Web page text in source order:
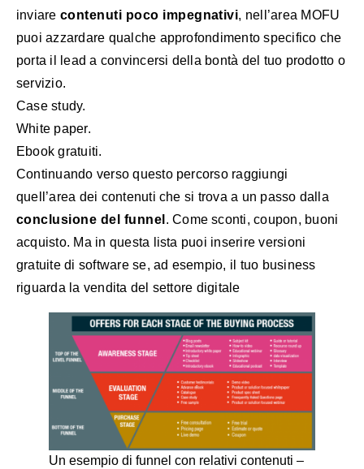
inviare contenuti poco impegnativi, nell’area MOFU
puoi azzardare qualche approfondimento specifico che
porta il lead a convincersi della bontà del tuo prodotto o
servizio.
Case study.
White paper.
Ebook gratuiti.
Continuando verso questo percorso raggiungi
quell’area dei contenuti che si trova a un passo dalla
conclusione del funnel . Come sconti, coupon, buoni
acquisto. Ma in questa lista puoi inserire versioni
gratuite di software se, ad esempio, il tuo business
riguarda la vendita del settore digitale
Un esempio di funnel con relativi contenuti –